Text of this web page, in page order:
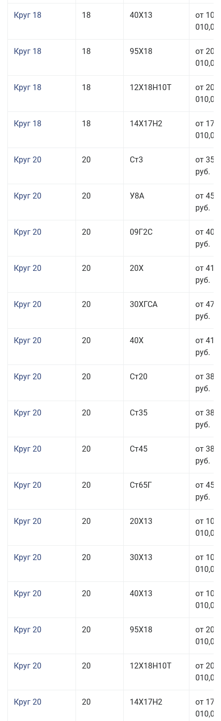
Круг 18 18 40Х13
от 103
010,00
Круг 18 18 95Х18
от 208
010,00
Круг 18 18 12Х18Н10Т
от 209
010,00
Круг 18 18 14Х17Н2
от 175
010,00
Круг 20 20 Ст3
от 35
руб.
Круг 20 20 У8А
от 45
руб.
Круг 20 20 09Г2С
от 40
руб.
Круг 20 20 20Х
от 41
руб.
Круг 20 20 30ХГСА
от 47
руб.
Круг 20 20 40Х
от 41
руб.
Круг 20 20 Ст20
от 38
руб.
Круг 20 20 Ст35
от 38
руб.
Круг 20 20 Ст45
от 38
руб.
Круг 20 20 Ст65Г
от 45
руб.
Круг 20 20 20Х13
от 103
010,00
Круг 20 20 30Х13
от 103
010,00
Круг 20 20 40Х13
от 103
010,00
Круг 20 20 95Х18
от 208
010,00
Круг 20 20 12Х18Н10Т
от 209
010,00
Круг 20 20 14Х17Н2
от 175
010,00